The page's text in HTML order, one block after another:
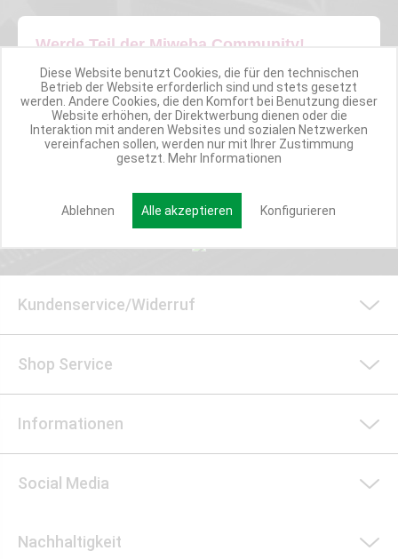
Werde Teil der Miweba Community!
Verpasse nie wieder exklusive Newsletter-Rabatte und Aktionen
E-MAIL*
Anmelden
Kundenservice/Widerruf
Shop Service
Informationen
Social Media
Nachhaltigkeit
Diese Website benutzt Cookies, die für den technischen
Betrieb der Website erforderlich sind und stets gesetzt
werden. Andere Cookies, die den Komfort bei Benutzung dieser
Website erhöhen, der Direktwerbung dienen oder die
Interaktion mit anderen Websites und sozialen Netzwerken
vereinfachen sollen, werden nur mit Ihrer Zustimmung
gesetzt. Mehr Informationen
Ablehnen Alle akzeptieren Konfigurieren